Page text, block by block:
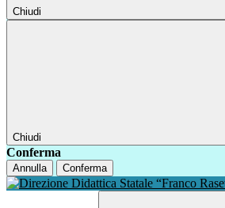
Chiudi
Chiudi
Conferma
Annulla Conferma